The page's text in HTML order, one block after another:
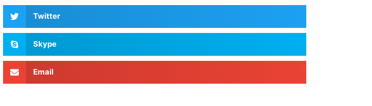
Twitter
Skype
Email